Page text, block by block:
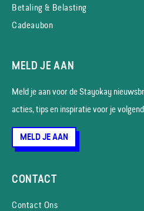
Betaling & Belasting
Cadeaubon
MELD JE AAN
Meld je aan voor de Stayokay
acties, tips en inspiratie voor je
MELD JE AAN
CONTACT
Contact Ons